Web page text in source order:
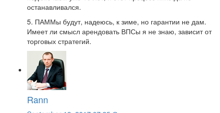
останавливался.
5. ПАММы будут, надеюсь, к зиме, но гарантии не дам.
Имеет ли смысл арендовать ВПСы я не знаю, зависит от
торговых стратегий.
Rann